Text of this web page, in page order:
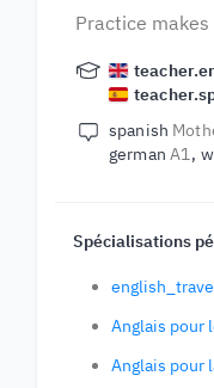
Practice
spanish
german A1
Spécialisations
Anglais pour
Anglais pour